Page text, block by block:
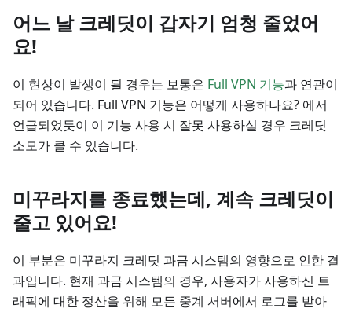
어느 날 크레딧이 갑자기 엄청 줄었어
요!
이 현상이 발생이 될 경우는 보통은 Full VPN 기능과 연관이
되어 있습니다. Full VPN 기능은 어떻게 사용하나요? 에서
언급되었듯이 이 기능 사용 시 잘못 사용하실 경우 크레딧
소모가 클 수 있습니다.
미꾸라지를 종료했는데, 계속 크레딧이
줄고 있어요!
이 부분은 미꾸라지 크레딧 과금 시스템의 영향으로 인한 결
과입니다. 현재 과금 시스템의 경우, 사용자가 사용하신 트
래픽에 대한 정산을 위해 모든 중계 서버에서 로그를 받아